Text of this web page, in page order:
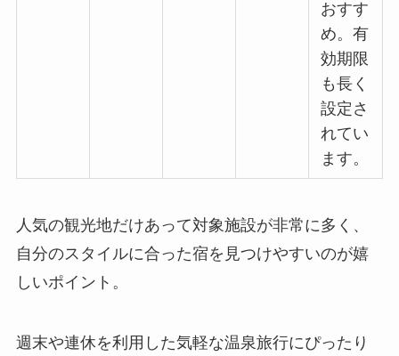
おすす
め。有
効期限
も長く
設定さ
れてい
ます。
人気の観光地だけあって対象施設が非常に多く、
自分のスタイルに合った宿を見つけやすいのが嬉
しいポイント。
週末や連休を利用した気軽な温泉旅行にぴったり